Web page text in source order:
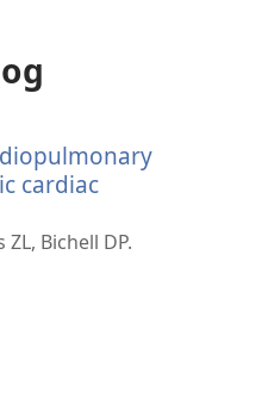
cardiac
Bichell DP.